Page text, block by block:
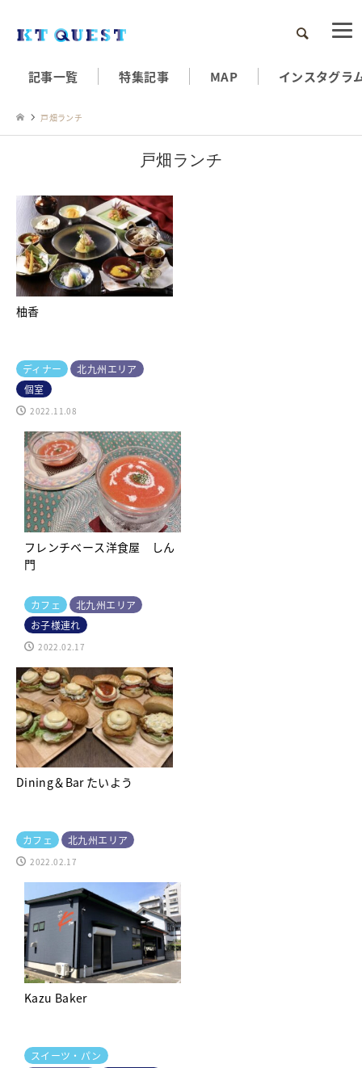
検索
記事一覧 特集記事 MAP インスタグラ
戸畑ランチ
戸畑ランチ
柚香
ディナー
北九州エリア
個室
2022.11.08
フレンチベース洋食屋 しん
門
カフェ
北九州エリア
お子様連れ
2022.02.17
Dining＆Bar たいよう
カフェ 北九州エリア
2022.02.17
Kazu Baker
スイーツ・パン